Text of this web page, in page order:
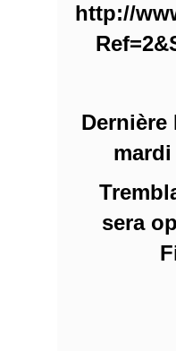
http://
Dernière
sera